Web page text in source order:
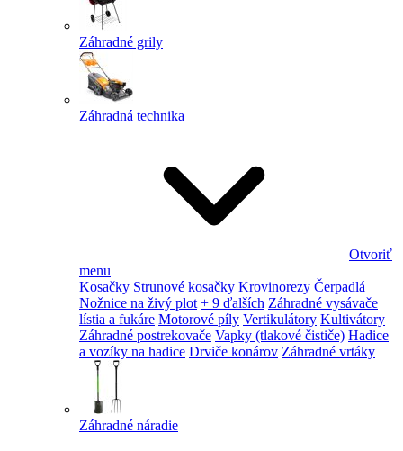
Záhradné grily
Záhradná technika
Otvoriť
menu
Kosačky Strunové kosačky Krovinorezy Čerpadlá
Nožnice na živý plot + 9 ďalších Záhradné vysávače
lístia a fukáre Motorové píly Vertikulátory Kultivátory
Záhradné postrekovače Vapky (tlakové čističe) Hadice
a vozíky na hadice Drviče konárov Záhradné vrtáky
Záhradné náradie